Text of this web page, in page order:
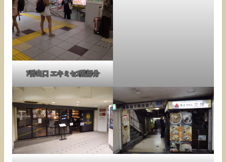
7番出口 エキミセ1階部分